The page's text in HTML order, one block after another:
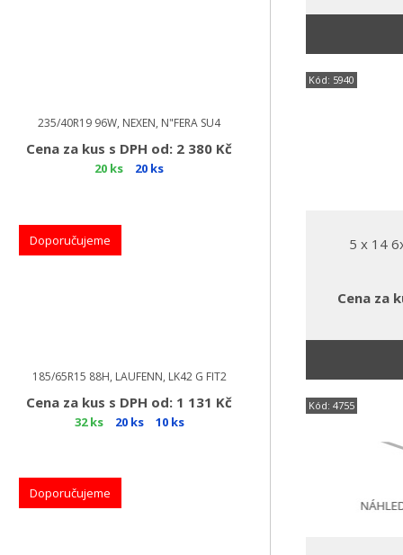
235/40R19 96W, NEXEN, N"FERA SU4
Cena za kus s DPH od: 2 380 Kč
20 ks 20 ks
Doporučujeme
185/65R15 88H, LAUFENN, LK42 G FIT2
Cena za kus s DPH od: 1 131 Kč
32 ks 20 ks 10 ks
Doporučujeme
Kód: 5940
5 x 14
Cena za
Kód: 4755